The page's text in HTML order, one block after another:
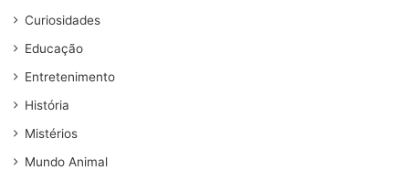
Curiosidades
Educação
Entretenimento
História
Mistérios
Mundo Animal